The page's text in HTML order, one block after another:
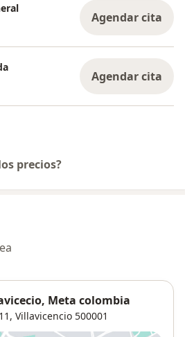
Agendar cita
Agendar cita
precios?
Meta colombia
Villavicencio 500001